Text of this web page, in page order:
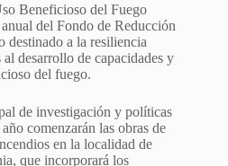
Beneficioso del Fuego
del Fondo de Reducción
destinado a la resiliencia
desarrollo de capacidades y
del fuego.
de investigación y políticas
comenzarán las obras de
en la localidad de
que incorporará los